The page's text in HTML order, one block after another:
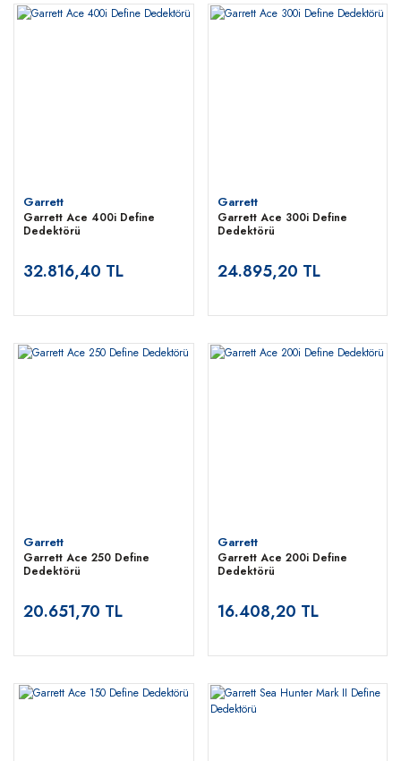
Garrett
Garrett Ace 400i Define
Dedektörü
32.816,40 TL
Garrett
Garrett Ace 300i Define
Dedektörü
24.895,20 TL
Garrett
Garrett Ace 250 Define
Dedektörü
20.651,70 TL
Garrett
Garrett Ace 200i Define
Dedektörü
16.408,20 TL